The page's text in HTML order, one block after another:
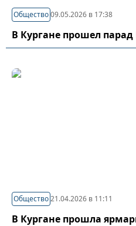
Общество09.05.2026 в 17:38
В Кургане прошел
Общество21.04.2026 в 11:11
В Кургане прошла